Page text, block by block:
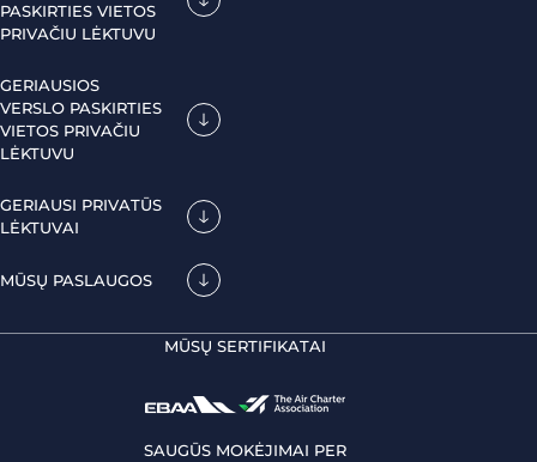
PASKIRTIES VIETOS
PRIVAČIU LĖKTUVU
GERIAUSIOS
VERSLO PASKIRTIES
VIETOS PRIVAČIU
LĖKTUVU
GERIAUSI PRIVATŪS
LĖKTUVAI
MŪSŲ PASLAUGOS
MŪSŲ SERTIFIKATAI
SAUGŪS MOKĖJIMAI PER